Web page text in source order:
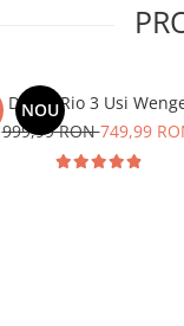
NOU
Dulap Rio 3 Usi
999,99 RON749,99